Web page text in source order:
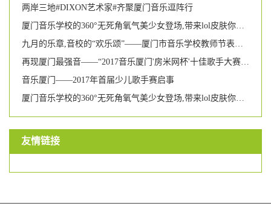
两岸三地#DIXON艺术家#齐聚厦门音乐逗阵行
厦门音乐学校的360°无死角氧气美少女登场,带来lol皮肤你要不要?
九月的乐章,音校的“欢乐颂”——厦门市音乐学校教师节表彰大会暨文艺汇演
再现厦门最强音——“2017音乐厦门'房米网杯'十佳歌手大赛”圆满落幕
音乐厦门——2017年首届少儿歌手赛启事
厦门音乐学校的360°无死角氧气美少女登场,带来lol皮肤你要不要?
友情链接